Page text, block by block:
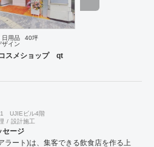
作られていく過程を見る中で、オーナー
したい』というような意見変更も多々あ
得いただけるよう 軌道修正することを
日用品
40坪
ザイン
スメショップ qt
1 UJIEビル4階
設計施工
セージ
ラート)は、集客できる飲食店を作る上